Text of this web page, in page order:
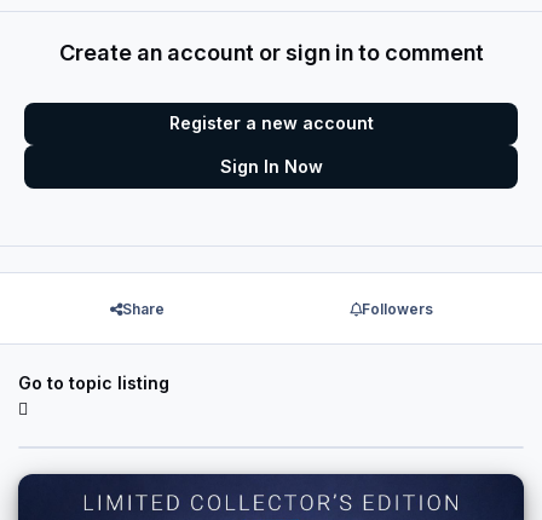
Create an account or sign in to comment
Register a new account
Sign In Now
Share Followers
Go to topic listing